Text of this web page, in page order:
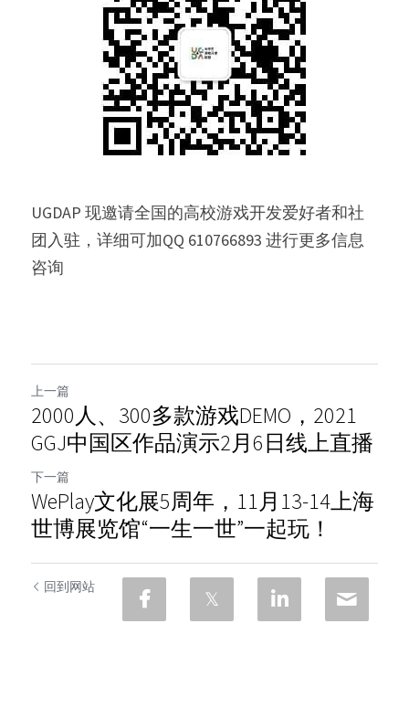
UGDAP 现邀请全国的高校游戏开发爱好者和社
团入驻，详细可加QQ 610766893 进行更多信息
咨询
上一篇
2000人、300多款游戏DEMO，2021
GGJ中国区作品演示2月6日线上直播
下一篇
WePlay文化展5周年，11月13-14上海
世博展览馆“一生一世”一起玩！
回到网站